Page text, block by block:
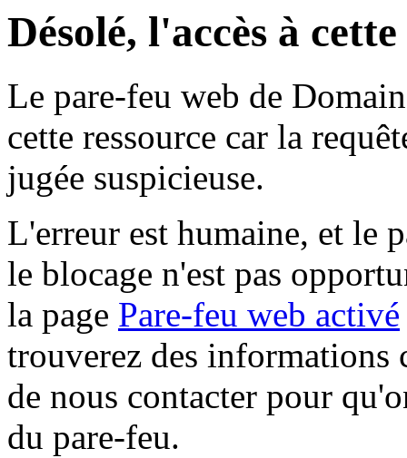
Désolé, l'accès à
Le pare-feu web de
cette ressource car la
jugée suspicieuse.
L'erreur est humaine, et le
le blocage n'est pas
la page Pare-feu web activé
trouverez des informations
de nous contacter pour
du pare-feu.